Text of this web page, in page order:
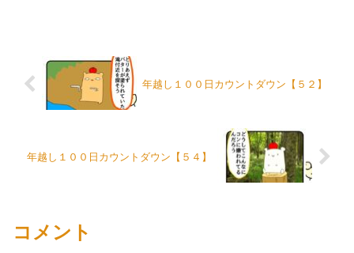
年越し１００日カウントダウン【５２】
年越し１００日カウントダウン【５４】
コメント